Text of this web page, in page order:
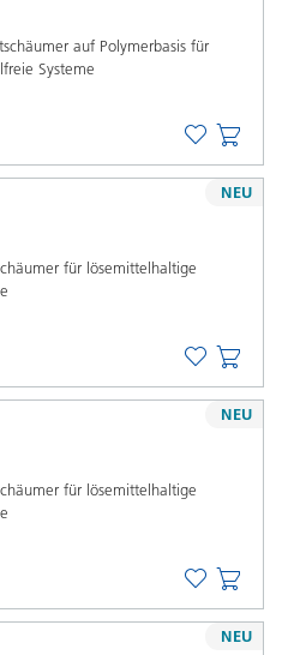
auf Polymerbasis für
Systeme
für lösemittelhaltige
NEU
für lösemittelhaltige
NEU
NEU